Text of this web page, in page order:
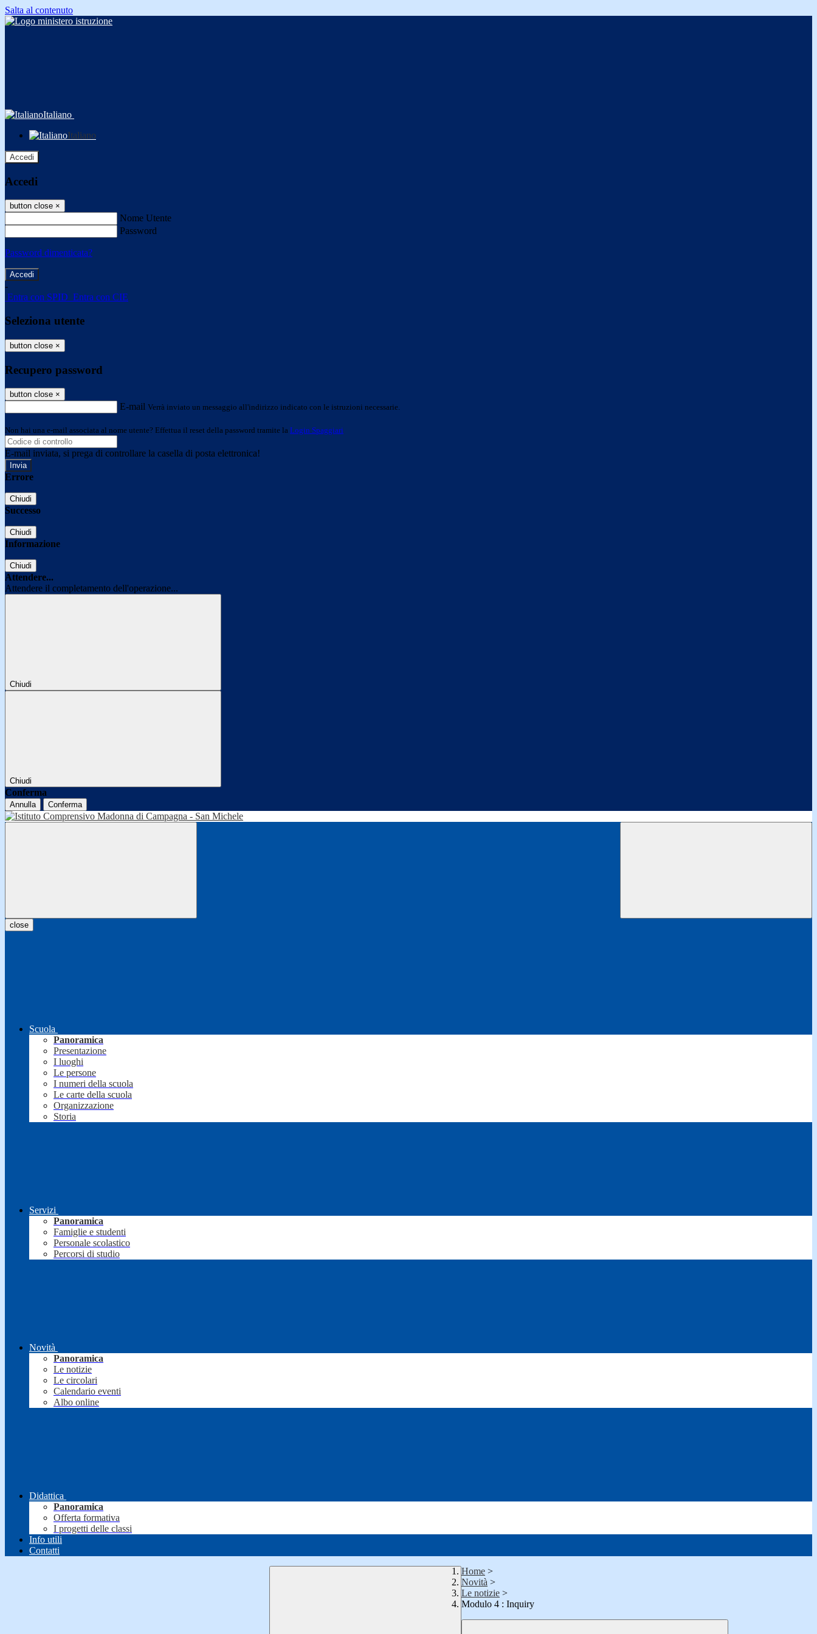
Salta al contenuto
Italiano
Italiano
Accedi
Accedi
button close ×
Nome Utente
Password
Password dimenticata?
-
Entra con SPID Entra con CIE
Seleziona utente
button close ×
Recupero password
button close ×
E-mail Verrà inviato un messaggio all'indirizzo indicato con le istruzioni necessarie.
Non hai una e-mail associata al nome utente? Effettua il reset della password tramite la Login Spaggiari
E-mail inviata, si prega di controllare la casella di posta elettronica!
Errore
Chiudi
Successo
Chiudi
Informazione
Chiudi
Attendere...
Attendere il completamento dell'operazione...
Chiudi
Chiudi
Conferma
Annulla Conferma
close
Scuola
Panoramica
Presentazione
I luoghi
Le persone
I numeri della scuola
Le carte della scuola
Organizzazione
Storia
Servizi
Panoramica
Famiglie e studenti
Personale scolastico
Percorsi di studio
Novità
Panoramica
Le notizie
Le circolari
Calendario eventi
Albo online
Didattica
Panoramica
Offerta formativa
I progetti delle classi
Info utili
Contatti
Home >
Novità >
Le notizie >
Modulo 4 : Inquiry